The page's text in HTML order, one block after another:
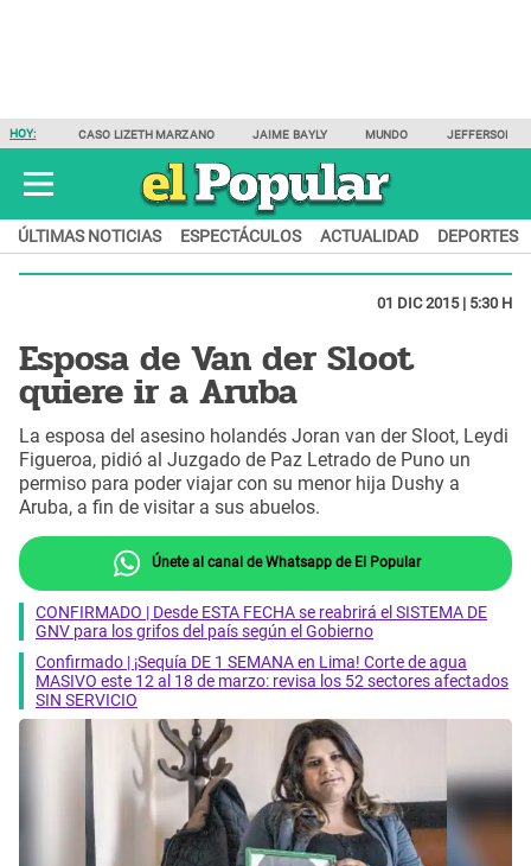
HOY: CASO LIZETH MARZANO JAIME BAYLY MUNDO JEFFERSON
ÚLTIMAS NOTICIAS ESPECTÁCULOS ACTUALIDAD DEPORTES
01 DIC 2015 | 5:30 H
Esposa de Van der Sloot
quiere ir a Aruba
La esposa del asesino holandés Joran van der Sloot, Leydi
Figueroa, pidió al Juzgado de Paz Letrado de Puno un
permiso para poder viajar con su menor hija Dushy a
Aruba, a fin de visitar a sus abuelos.
Únete al canal de Whatsapp de El Popular
CONFIRMADO | Desde ESTA FECHA se reabrirá el SISTEMA DE
GNV para los grifos del país según el Gobierno
Confirmado | ¡Sequía DE 1 SEMANA en Lima! Corte de agua
MASIVO este 12 al 18 de marzo: revisa los 52 sectores afectados
SIN SERVICIO